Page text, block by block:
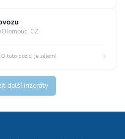
Olomouc, CZ
O tuto pozici je zájem!
další inzeráty